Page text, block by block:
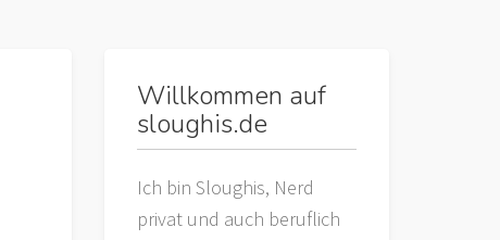
Willkommen auf
sloughis.de
Ich bin Sloughis, Nerd
privat und auch beruflich